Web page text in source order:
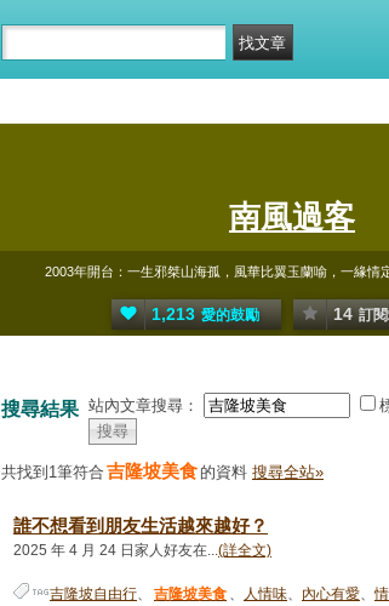
南風過客
2003年開台：一生邪桀山海孤，風華比翼玉蘭喻，一緣情
1,213 愛的鼓勵 14 訂
搜尋結果 站內文章搜尋：
共找到1筆符合 吉隆坡美食 的資料 搜尋全站»
誰不想看到朋友生活越來越好？
2025 年 4 月 24 日家人好友在...(詳全文)
吉隆坡自由行、 吉隆坡美食 、 人情味、 內心有愛、情